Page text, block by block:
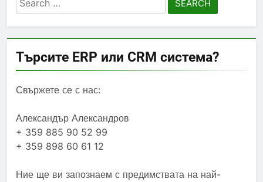
for:
Търсите ERP или CRM система?
Свържете се с нас:
Александър Александров
+ 359 885 90 52 99
+ 359 898 60 61 12
Ние ще ви запознаем с предимствата на най-